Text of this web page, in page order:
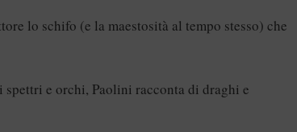
lo schifo (e la maestosità al tempo stesso) che
e orchi, Paolini racconta di draghi e